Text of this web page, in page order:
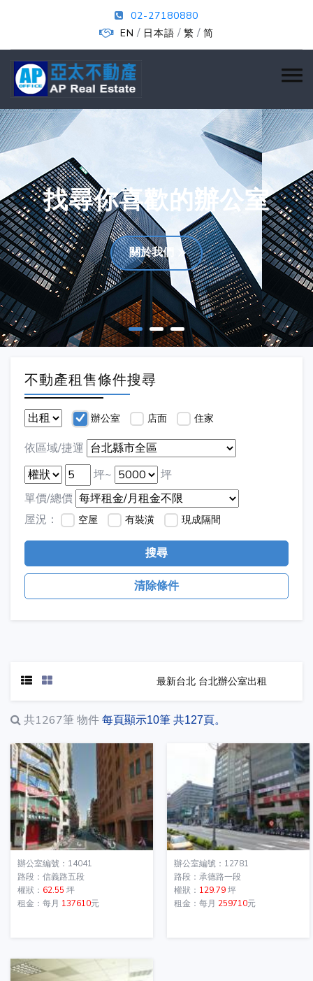
02-27180880
EN / 日本語 / 繁 / 简
找尋你喜歡的辦公室
關於我們
不動產租售條件搜尋
辦公室 店面 住家
依區域/捷運
坪~
坪
單價/總價
屋況：
空屋 有裝潢 現成隔間
搜尋
清除條件
最新台北 台北辦公室出租
共1267筆 物件 每頁顯示10筆 共127頁。
辦公室編號：14041
路段：信義路五段
權狀： 62.55 坪
租金：每月 137610元
辦公室編號：12781
路段：承德路一段
權狀： 129.79坪
租金：每月 259710元